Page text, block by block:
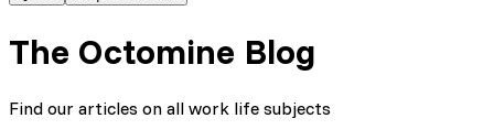
The Octomine Blog
Find our articles on all work life subjects